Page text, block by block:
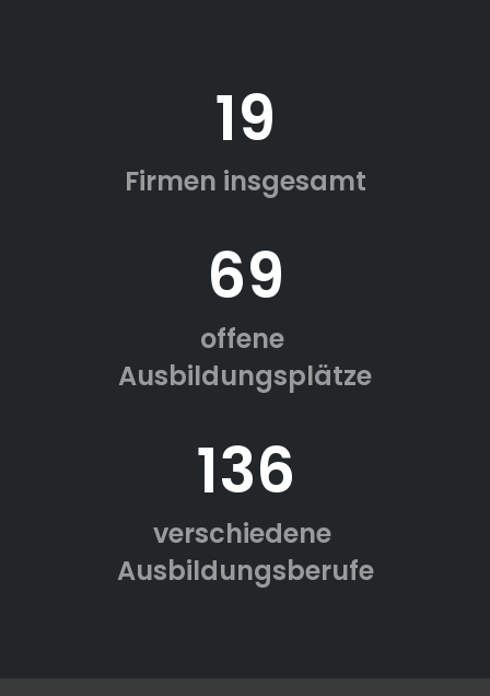
19
Firmen insgesamt
69
offene
Ausbildungsplätze
136
verschiedene
Ausbildungsberufe